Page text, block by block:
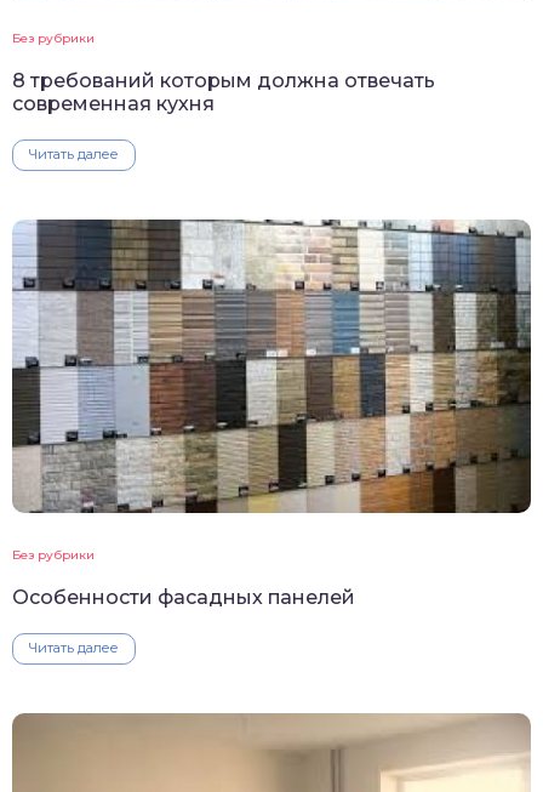
Без рубрики
8 требований которым должна отвечать
современная кухня
Читать далее
Без рубрики
Особенности фасадных панелей
Читать далее